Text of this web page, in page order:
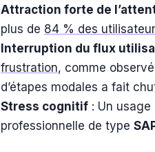
Attraction forte de
plus de 84 % des
Interruption du flux
frustration, comme
d’étapes modales a fait
Stress cognitif : Un
professionnelle de type